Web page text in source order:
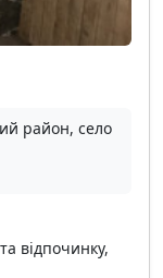
район, село
відпочинку,